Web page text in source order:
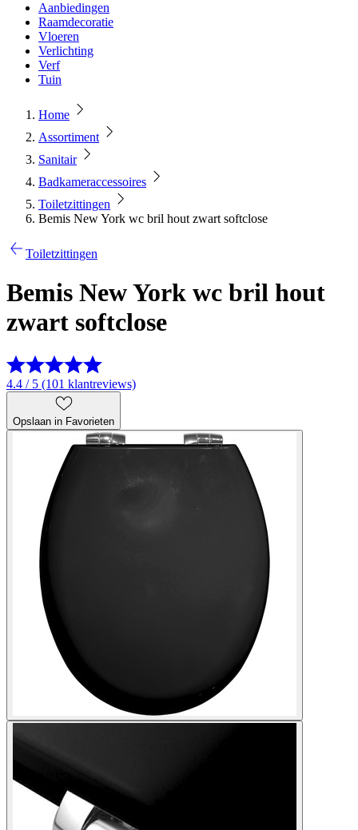
Aanbiedingen
Raamdecoratie
Vloeren
Verlichting
Verf
Tuin
Home
Assortiment
Sanitair
Badkameraccessoires
Toiletzittingen
Bemis New York wc bril hout zwart softclose
Toiletzittingen
Bemis New York wc bril hout
zwart softclose
4.4 / 5 (101 klantreviews)
Opslaan in Favorieten